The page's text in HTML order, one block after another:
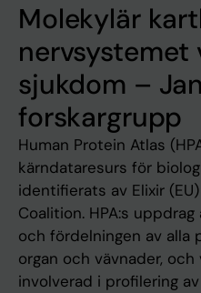
Molekylär
nervsystemet
sjukdom –
forskargrupp
Human Protein Atlas
kärndataresurs för
identifierats av Elixir
Coalition. HPA:s
och fördelningen av alla
organ och vävnader,
involverad i profilering